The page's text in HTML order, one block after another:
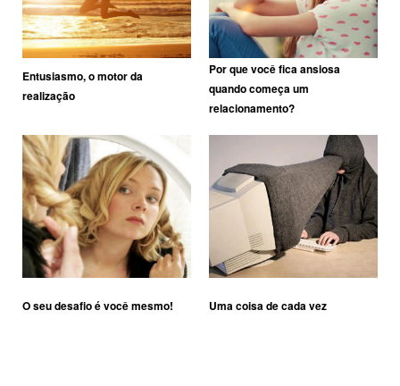
Entusiasmo, o motor da
realização
Por que você fica ansiosa
quando começa um
relacionamento?
O seu desafio é você mesmo! Uma coisa de cada vez